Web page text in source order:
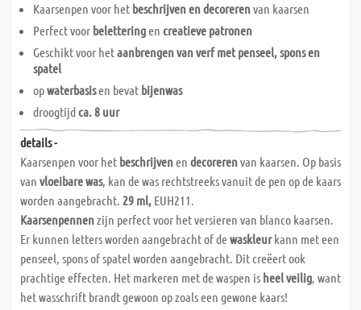
Kaarsenpen voor het beschrijven en decorerenvan kaarsen
Perfect voor beletteringen creatieve patronen
Geschikt voor hetaanbrengen van verf met penseel, spons en
spatel
opwaterbasisen bevat bijenwas
droogtijdca. 8 uur
details -
Kaarsenpen voor het beschrijvenen decorerenvan kaarsen. Op basis
van vloeibare was, kan de was rechtstreeks vanuit de pen op de kaars
worden aangebracht. 29 ml, EUH211.
Kaarsenpennenzijn perfect voor het versieren van blanco kaarsen.
Er kunnen letters worden aangebracht of dewaskleurkann met een
penseel, spons of spatel worden aangebracht. Dit creëert ook
prachtige effecten. Het markeren met de waspen is heel veilig, want
het wasschrift brandt gewoon op zoals een gewone kaars!